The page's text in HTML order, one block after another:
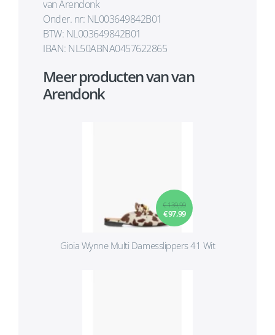
van Arendonk
Onder. nr: NL003649842B01
BTW: NL003649842B01
IBAN: NL50ABNA0457622865
Meer producten van van
Arendonk
€ 139,99
€ 97,99
Gioia Wynne Multi Damesslippers 41 Wit